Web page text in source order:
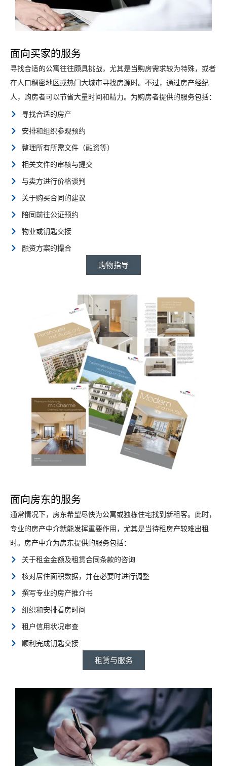
面向买家的服务
寻找合适的公寓往往颇具挑战，尤其是当购房需求较为特殊，或者
在人口稠密地区或热门大城市寻找房源时。不过，通过房产经纪
人，购房者可以节省大量时间和精力。为购房者提供的服务包括：
寻找合适的房产
安排和组织参观预约
整理所有所需文件（融资等）
相关文件的审核与提交
与卖方进行价格谈判
关于购买合同的建议
陪同前往公证预约
物业或钥匙交接
融资方案的撮合
购物指导
面向房东的服务
通常情况下，房东希望尽快为公寓或独栋住宅找到新租客。此时，
专业的房产中介就能发挥重要作用，尤其是当待租房产较难出租
时。房产中介为房东提供的服务包括：
关于租金金额及租赁合同条款的咨询
核对居住面积数据，并在必要时进行调整
撰写专业的房产推介书
组织和安排看房时间
租户信用状况审查
顺利完成钥匙交接
租赁与服务